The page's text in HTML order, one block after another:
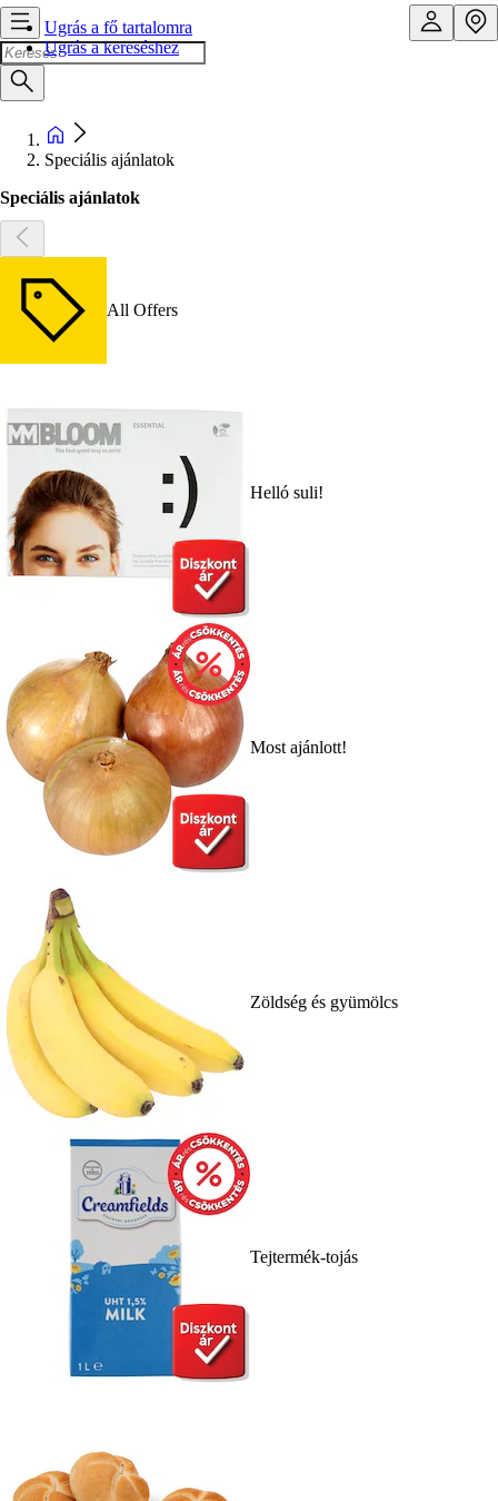
Ugrás a fő tartalomra
Ugrás a kereséshez
Speciális ajánlatok
Speciális ajánlatok
All Offers
Helló suli!
Most ajánlott!
Zöldség és gyümölcs
Tejtermék-tojás